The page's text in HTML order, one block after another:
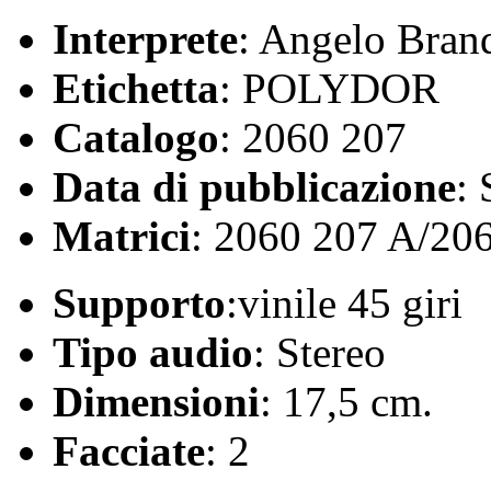
Interprete: Angelo
Etichetta: POLYDOR
Catalogo: 2060 207
Data di pubblicazione:
Matrici: 2060 207 A/
Supporto:vinile 45 giri
Tipo audio: Stereo
Dimensioni: 17,5 cm.
Facciate: 2